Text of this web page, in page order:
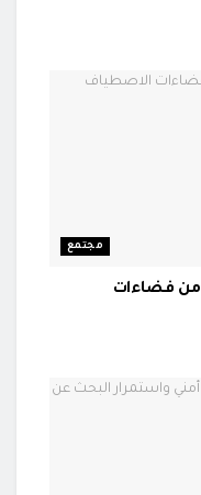
مجتمع
فضاءات